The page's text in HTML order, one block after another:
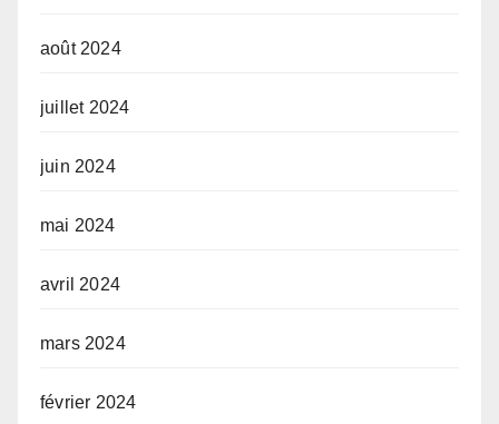
août 2024
juillet 2024
juin 2024
mai 2024
avril 2024
mars 2024
février 2024